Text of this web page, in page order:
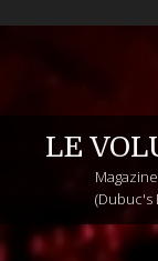
LE
(Dubuc's